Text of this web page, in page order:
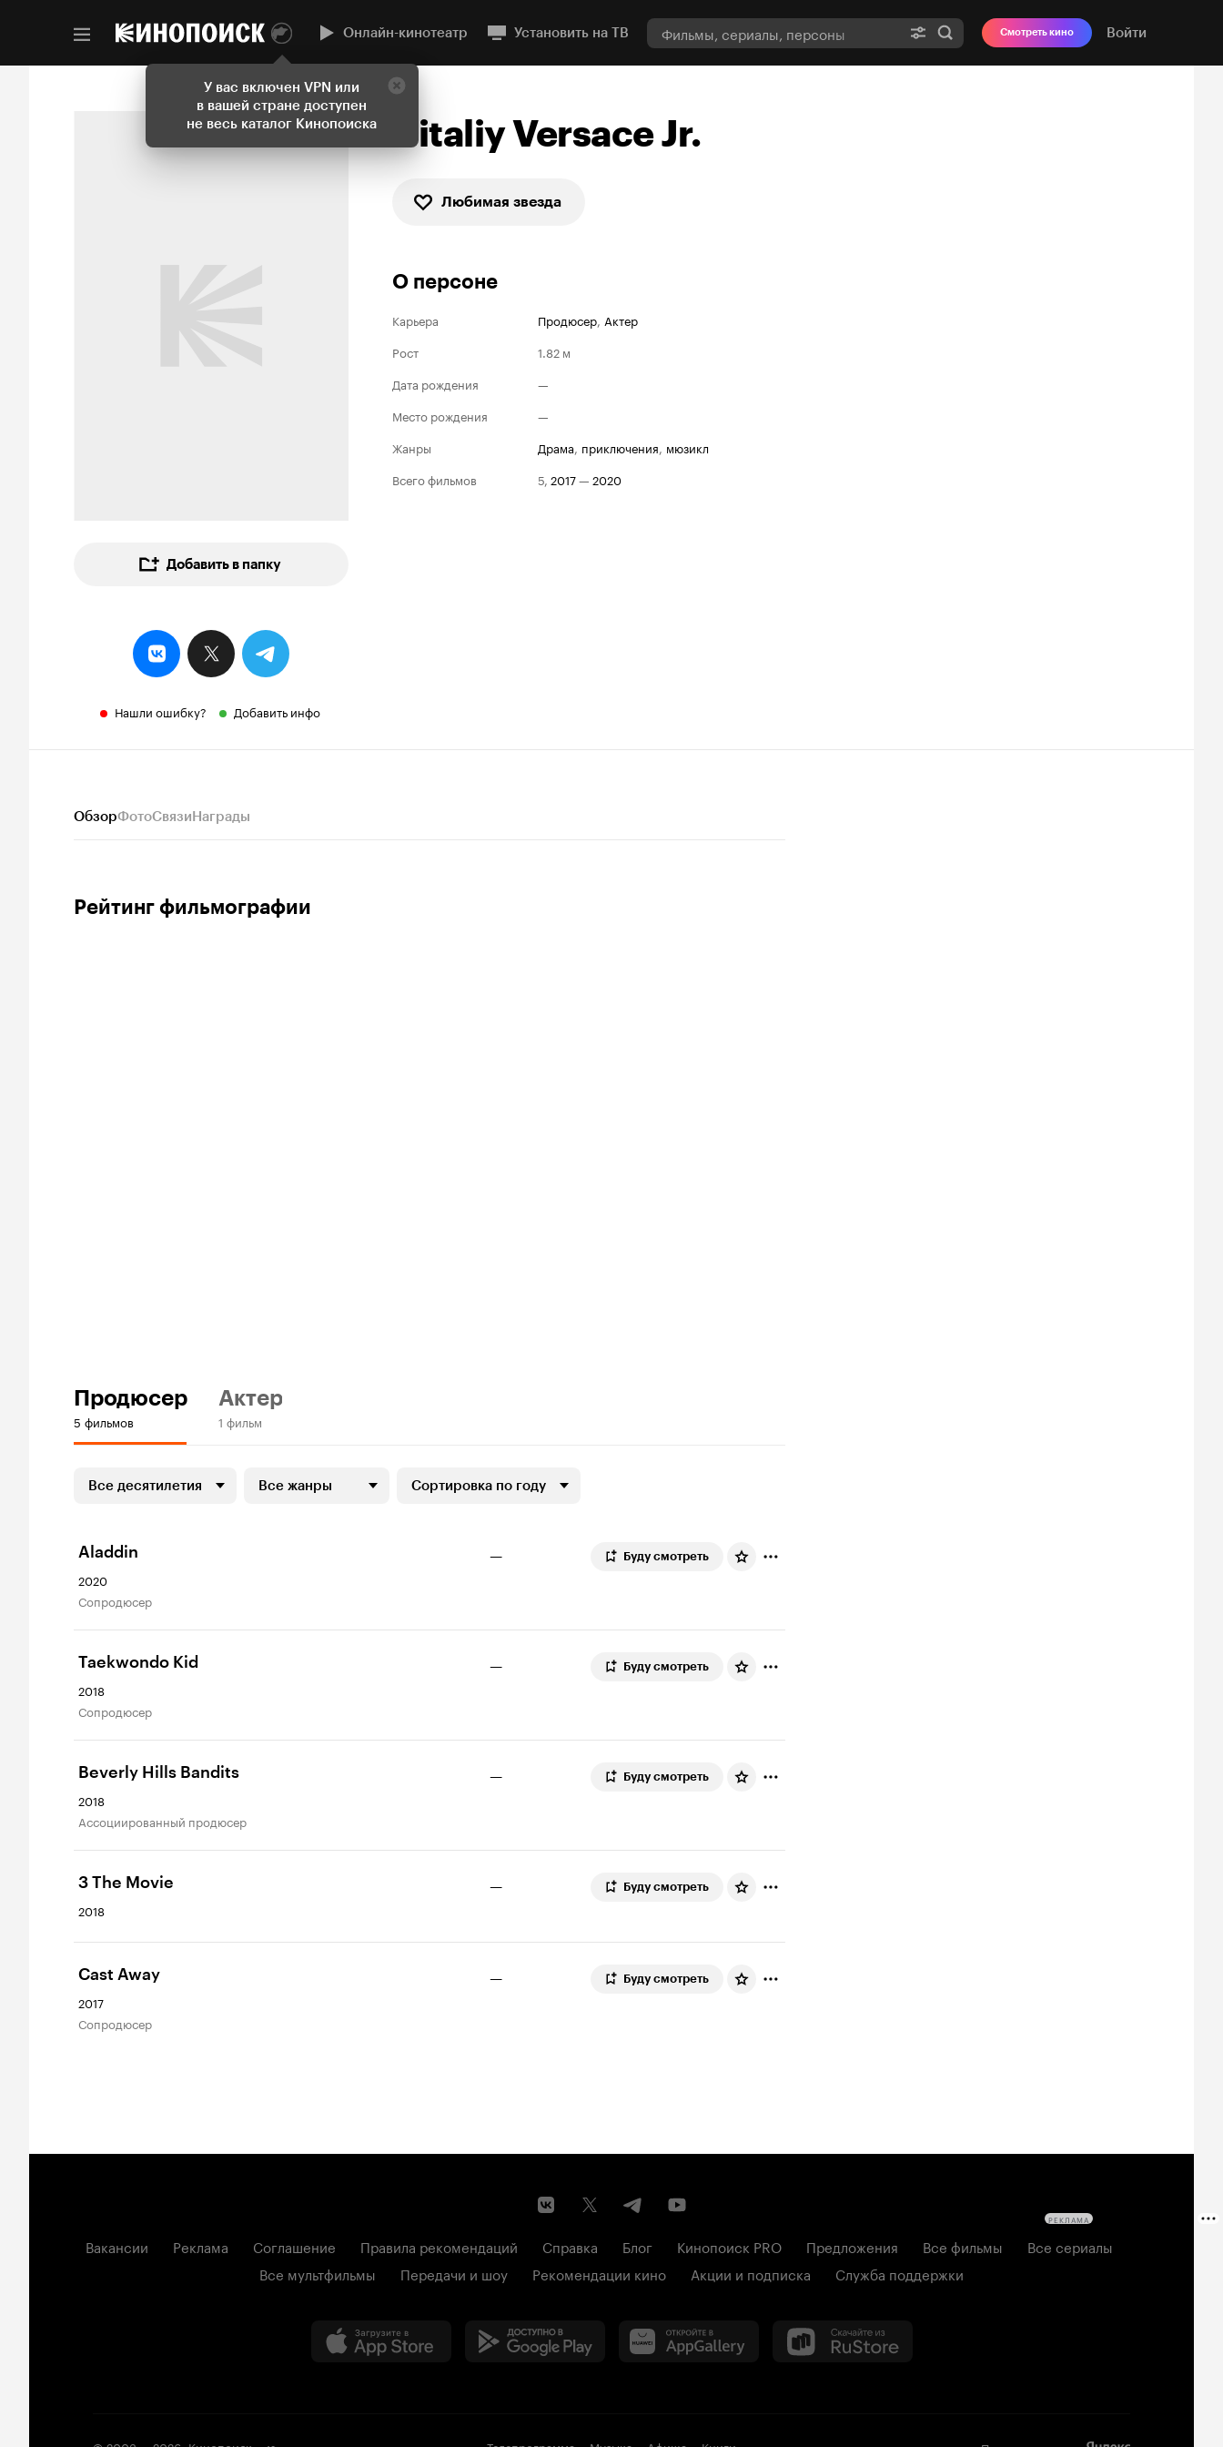
У вас включен VPN или
в вашей стране доступен
не весь каталог Кинопоиска
Онлайн-кинотеатр Установить на ТВ Смотреть кино Войти
Добавить в папку
Нашли ошибку? Добавить инфо
Vitaliy Versace Jr.
Любимая звезда
О персоне
Карьера Продюсер, Актер
Рост
1.82 м
Дата рождения
—
Место рождения
—
Жанры
драма, приключения, мюзикл
Всего фильмов
5, 2017— 2020
ОбзорФотоСвязиНаграды
Рейтинг фильмографии
Продюсер
5 фильмов
Актер
1 фильм
Все десятилетия Все жанры Сортировка по году
Aladdin
2020
сопродюсер
— Буду смотреть
Taekwondo Kid
2018
сопродюсер
— Буду смотреть
Beverly Hills Bandits
2018
ассоциированный продюсер
— Буду смотреть
3 The Movie
2018
— Буду смотреть
Cast Away
2017
сопродюсер
— Буду смотреть
Вакансии Реклама Соглашение Правила рекомендаций Справка Блог Кинопоиск PRO Предложения Все фильмы
Все сериалы
Все мультфильмы
Передачи и шоу Рекомендации кино Акции и подписка Служба поддержки
РЕКЛАМА